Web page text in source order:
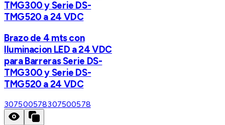
TMG300 y Serie DS-
TMG520 a 24 VDC
Brazo de 4 mts con
Iluminacion LED a 24 VDC
para Barreras Serie DS-
TMG300 y Serie DS-
TMG520 a 24 VDC
307500578307500578